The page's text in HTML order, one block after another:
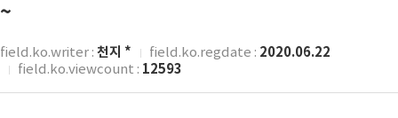
~
field.ko.writer : 천지 * field.ko.regdate : 2020.06.22
field.ko.viewcount : 12593